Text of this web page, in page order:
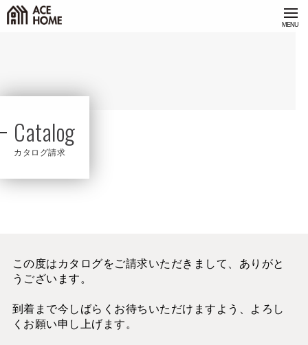
Catalog
カタログ請求
この度はカタログをご請求いただきまして、ありがと
うございます。
到着まで今しばらくお待ちいただけますよう、よろし
くお願い申し上げます。